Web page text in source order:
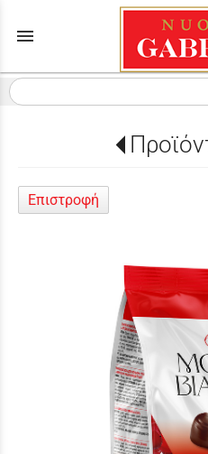
menu
Επιστροφή